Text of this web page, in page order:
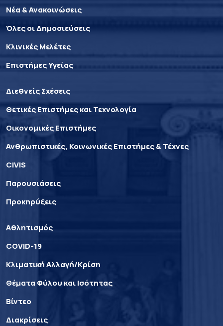
Νέα & Ανακοινώσεις
Όλες οι Δημοσιεύσεις
Κλινικές Μελέτες
Επιστήμες Υγείας
Διεθνείς Σχέσεις
Θετικές Επιστήμες και Τεχνολογία
Οικονομικές Επιστήμες
Ανθρωπιστικές, Κοινωνικές Επιστήμες & Τέχνες
CIVIS
Παρουσιάσεις
Προκηρύξεις
Αθλητισμός
COVID-19
Κλιματική Αλλαγή/Κρίση
Θέματα Φύλου και Ισότητας
Βίντεο
Διακρίσεις